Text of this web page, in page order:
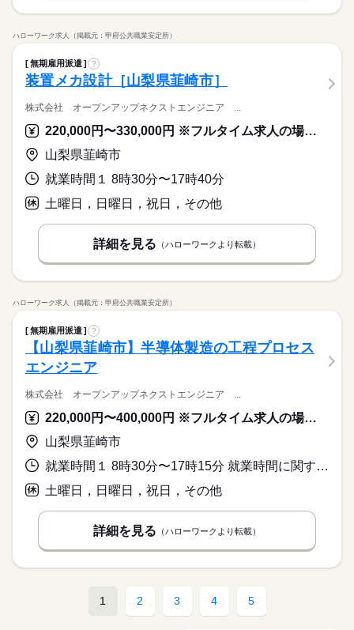
ハローワーク求人（掲載元：甲府公共職業安定所）
無期雇用派遣 ?
装置メカ設計［山梨県韮崎市］
株式会社 オープンアップネクストエンジニア ...
220,000円〜330,000円 ※フルタイム求人の場合は月額（換算額）、パート求人の場合は時間額を表示しています。
山梨県韮崎市
就業時間１ 8時30分〜17時40分
土曜日，日曜日，祝日，その他
詳細を見る （ハローワークより転載）
ハローワーク求人（掲載元：甲府公共職業安定所）
無期雇用派遣 ?
【山梨県韮崎市】半導体製造の工程プロセス
エンジニア
株式会社 オープンアップネクストエンジニア ...
220,000円〜400,000円 ※フルタイム求人の場合は月額（換算額）、パート求人の場合は時間額を表示しています。
山梨県韮崎市
就業時間１ 8時30分〜17時15分 就業時間に関する特記事項 上記は本派遣先での就業時間となりますが、雇用契約は所定労働時
土曜日，日曜日，祝日，その他
詳細を見る （ハローワークより転載）
1 2 3 4 5